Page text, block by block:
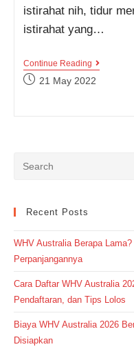
istirahat nih, tidur
istirahat yang…
Continue ReadingCara
“Aku
Post21 May 2022
Recent Posts
WHV Australia Berapa
Perpanjangannya
Cara Daftar WHV Australia
Pendaftaran, dan Tips Lolos
Biaya WHV Australia 2026
Disiapkan